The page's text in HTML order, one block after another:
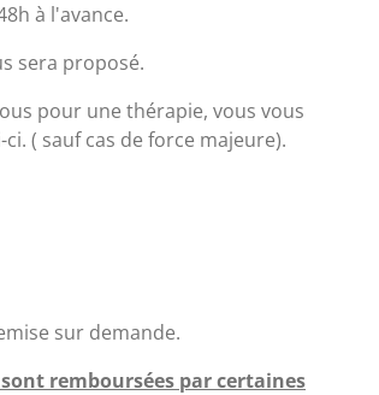
à l'avance.
sera proposé.
pour une thérapie, vous vous
( sauf cas de force majeure).
sur demande.
sont remboursées par certaines